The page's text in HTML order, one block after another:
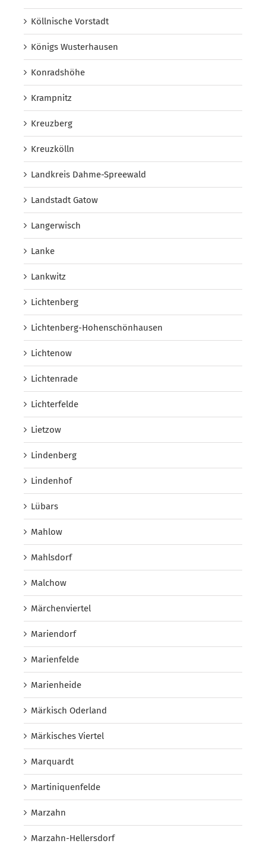
Köllnische Vorstadt
Königs Wusterhausen
Konradshöhe
Krampnitz
Kreuzberg
Kreuzkölln
Landkreis Dahme-Spreewald
Landstadt Gatow
Langerwisch
Lanke
Lankwitz
Lichtenberg
Lichtenberg-Hohenschönhausen
Lichtenow
Lichtenrade
Lichterfelde
Lietzow
Lindenberg
Lindenhof
Lübars
Mahlow
Mahlsdorf
Malchow
Märchenviertel
Mariendorf
Marienfelde
Marienheide
Märkisch Oderland
Märkisches Viertel
Marquardt
Martiniquenfelde
Marzahn
Marzahn-Hellersdorf